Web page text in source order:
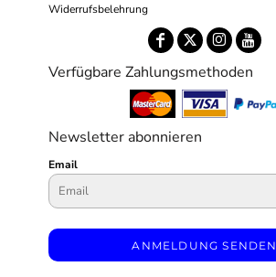
Widerrufsbelehrung
Verfügbare Zahlungsmethoden
Newsletter abonnieren
Email
ANMELDUNG SENDEN